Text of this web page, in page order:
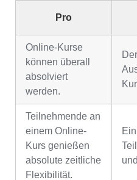
Pro
Online-Kurse
können überall
absolviert
werden.
Teilnehmende an
einem Online-
Kurs genießen
absolute zeitliche
Flexibilität.